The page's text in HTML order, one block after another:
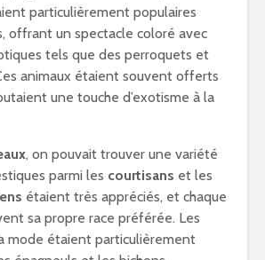
particulièrement populaires
offrant un spectacle coloré avec
tels que des perroquets et
animaux étaient souvent offerts
une touche d’exotisme à la
, on pouvait trouver une variété
parmi les courtisans et les
étaient très appréciés, et chaque
sa propre race préférée. Les
mode étaient particulièrement